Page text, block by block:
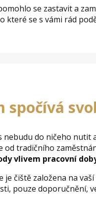
se zastavit a
které se s vámi rád
spočívá
nebudu do ničeho nutit
od tradičního
vlivem pracovní
je čiště založena na
pouze doporučnění,